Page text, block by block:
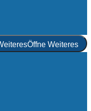
Öffne Weiteres